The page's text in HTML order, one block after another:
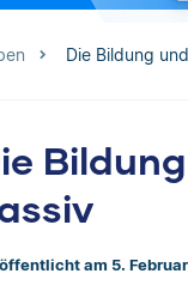
Die Bildung
am 5.